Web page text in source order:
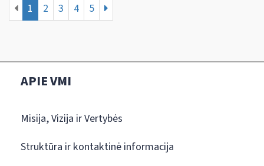
1 2 3 4 5
APIE VMI
Misija, Vizija ir Vertybės
Struktūra ir kontaktinė informacija